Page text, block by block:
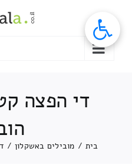
די הפצה
בית / מובילים באשקלון /